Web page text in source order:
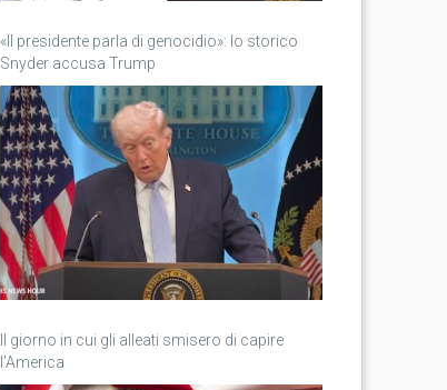
«Il presidente parla di genocidio»: lo storico
Snyder accusa Trump
Il giorno in cui gli alleati smisero di capire
l’America